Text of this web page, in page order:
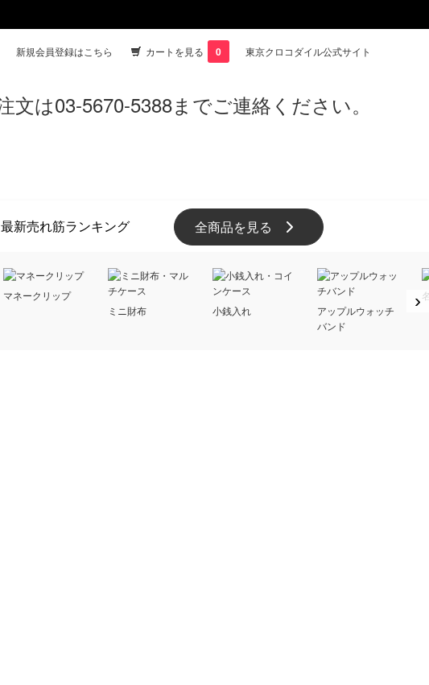
新規会員登録はこちら カートを見る 0 東京クロコダイル公式サイト
最新売れ筋ランキング 全商品を見る
マネークリップ
ミニ財布
小銭入れ
アップルウォッチ
バンド
›